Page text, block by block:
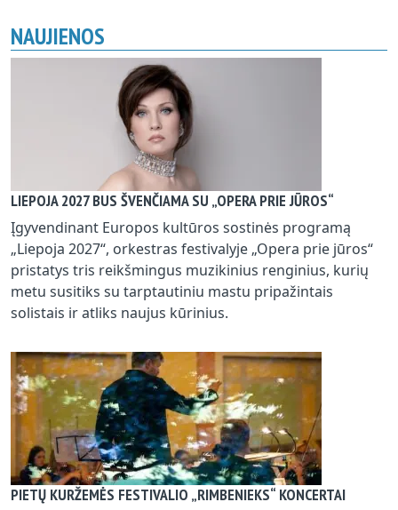
NAUJIENOS
LIEPOJA 2027 BUS ŠVENČIAMA SU „OPERA PRIE JŪROS“
Įgyvendinant Europos kultūros sostinės programą
„Liepoja 2027“, orkestras festivalyje „Opera prie jūros“
pristatys tris reikšmingus muzikinius renginius, kurių
metu susitiks su tarptautiniu mastu pripažintais
solistais ir atliks naujus kūrinius.
PIETŲ KURŽEMĖS FESTIVALIO „RIMBENIEKS“ KONCERTAI